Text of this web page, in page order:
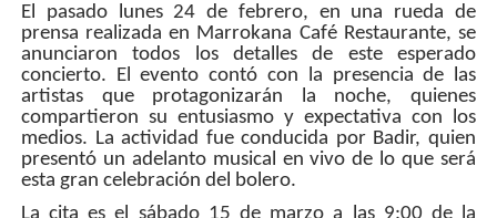
El pasado lunes 24 de febrero, en una rueda de
prensa realizada en Marrokana Café Restaurante, se
anunciaron todos los detalles de este esperado
concierto. El evento contó con la presencia de las
artistas que protagonizarán la noche, quienes
compartieron su entusiasmo y expectativa con los
medios. La actividad fue conducida por Badir, quien
presentó un adelanto musical en vivo de lo que será
esta gran celebración del bolero.
La cita es el sábado 15 de marzo a las 9:00 de la